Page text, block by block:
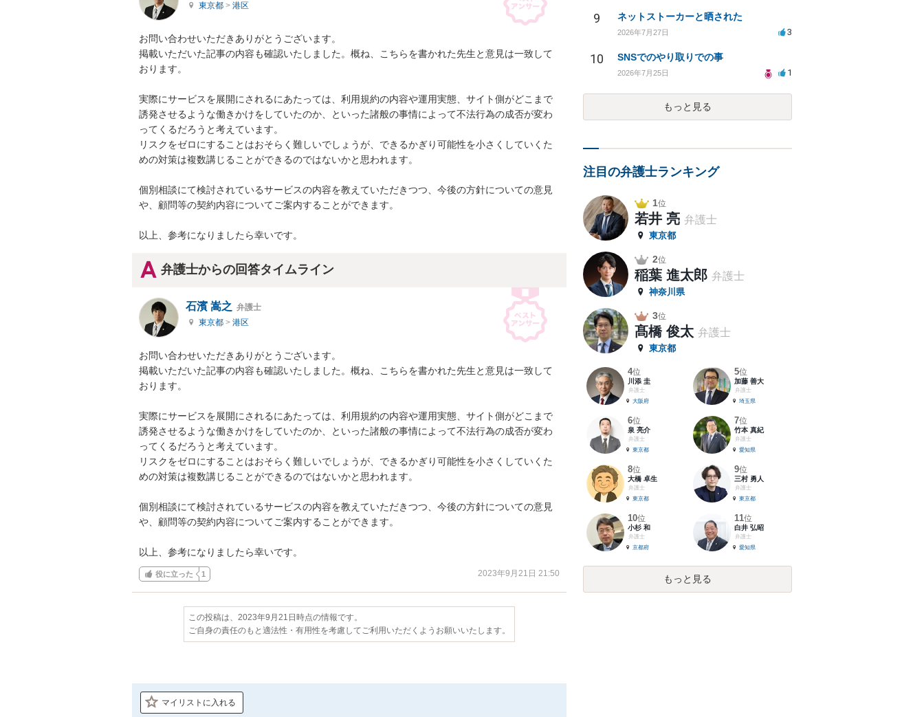
東京都 > 港区
お問い合わせいただきありがとうございます。
掲載いただいた記事の内容も確認いたしました。概ね、こちらを書かれた先生と意見は一致して
おります。
実際にサービスを展開にされるにあたっては、利用規約の内容や運用実態、サイト側がどこまで
誘発させるような働きかけをしていたのか、といった諸般の事情によって不法行為の成否が変わ
ってくるだろうと考えています。
リスクをゼロにすることはおそらく難しいでしょうが、できるかぎり可能性を小さくしていくた
めの対策は複数講じることができるのではないかと思われます。
個別相談にて検討されているサービスの内容を教えていただきつつ、今後の方針についての意見
や、顧問等の契約内容についてご案内することができます。
以上、参考になりましたら幸いです。
弁護士からの回答タイムライン
石濱 嵩之 弁護士
東京都 > 港区
お問い合わせいただきありがとうございます。
掲載いただいた記事の内容も確認いたしました。概ね、こちらを書かれた先生と意見は一致して
おります。
実際にサービスを展開にされるにあたっては、利用規約の内容や運用実態、サイト側がどこまで
誘発させるような働きかけをしていたのか、といった諸般の事情によって不法行為の成否が変わ
ってくるだろうと考えています。
リスクをゼロにすることはおそらく難しいでしょうが、できるかぎり可能性を小さくしていくた
めの対策は複数講じることができるのではないかと思われます。
個別相談にて検討されているサービスの内容を教えていただきつつ、今後の方針についての意見
や、顧問等の契約内容についてご案内することができます。
以上、参考になりましたら幸いです。
役に立った 1 2023年9月21日 21:50
この投稿は、2023年9月21日時点の情報です。
ご自身の責任のもと適法性・有用性を考慮してご利用いただくようお願いいたします。
マイリストに入れる
9 ネットストーカーと晒された
2026年7月27日 3
10 SNSでのやり取りでの事
2026年7月25日 1
もっと見る
注目の弁護士ランキング
1位
若井 亮 弁護士
東京都
2位
稲葉 進太郎 弁護士
神奈川県
3位
髙橋 俊太 弁護士
東京都
4位
川添 圭
弁護士
大阪府
5位
加藤 善大
弁護士
埼玉県
6位
泉 亮介
弁護士
東京都
7位
竹本 真紀
弁護士
愛知県
8位
大橋 卓生
弁護士
東京都
9位
三村 勇人
弁護士
東京都
10位
小杉 和
弁護士
京都府
11位
白井 弘昭
弁護士
愛知県
もっと見る